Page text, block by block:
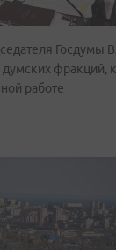
Госдумы
думских фракций,
работе